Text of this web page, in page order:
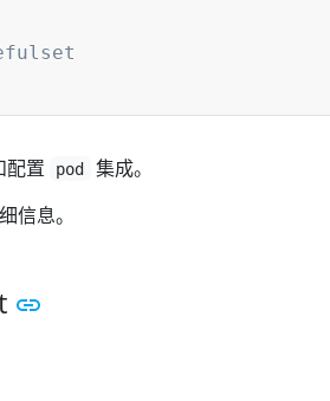
配置 pod
集成。
信息。